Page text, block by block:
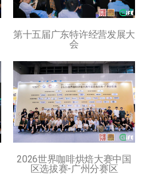
第十五届广东特许经营发展大
会
2026世界咖啡烘焙大赛中国
区选拔赛-广州分赛区